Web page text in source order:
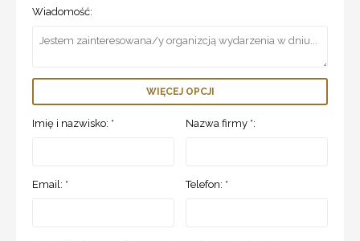
Wiadomość:
WIĘCEJ OPCJI
Imię i nazwisko: * Nazwa firmy *:
Email: * Telefon: *